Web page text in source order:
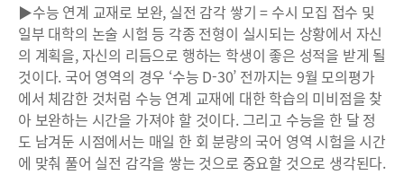
▶수능 연계 교재로 보완, 실전 감각 쌓기 = 수시 모집 접수 및
일부 대학의 논술 시험 등 각종 전형이 실시되는 상황에서 자신
의 계획을, 자신의 리듬으로 행하는 학생이 좋은 성적을 받게 될
것이다. 국어 영역의 경우 ‘수능 D-30’ 전까지는 9월 모의평가
에서 체감한 것처럼 수능 연계 교재에 대한 학습의 미비점을 찾
아 보완하는 시간을 가져야 할 것이다. 그리고 수능을 한 달 정
도 남겨둔 시점에서는 매일 한 회 분량의 국어 영역 시험을 시간
에 맞춰 풀어 실전 감각을 쌓는 것으로 중요할 것으로 생각된다.